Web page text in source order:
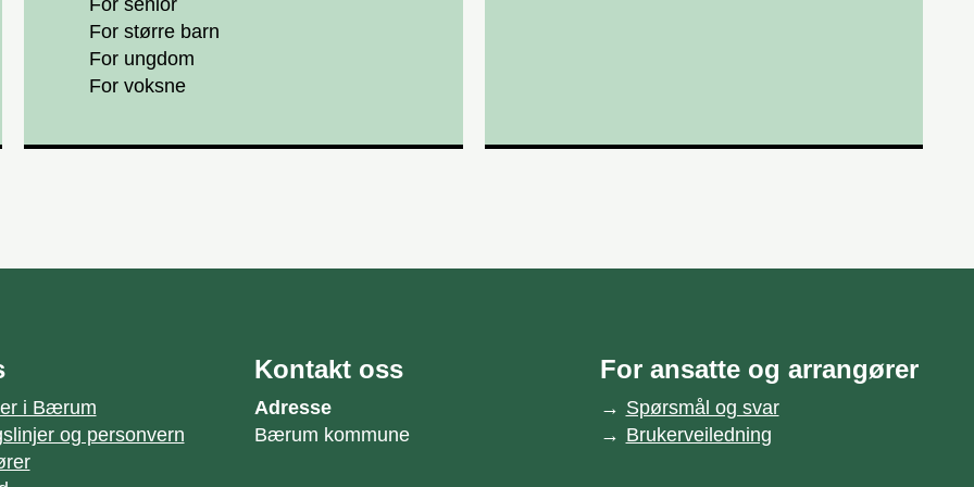
For senior
For større barn
For ungdom
For voksne
i Bærum
og personvern
Kontakt oss
Adresse
Bærum kommune
For ansatte og arrangører
Spørsmål og svar
Brukerveiledning